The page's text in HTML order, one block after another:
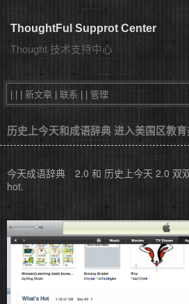
ThoughtFul Supprot Center
Thought 技术支持中心
| | | 新文章 | 联系 | | 管理
历史上今天和成语辞典 进入美国区教
今天成语辞典 2.0 和 历史上今天 2.0 双
hot.